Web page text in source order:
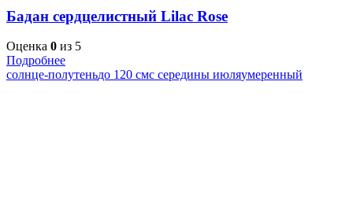
Бадан сердцелистный Lilac Rose
Оценка 0 из 5
Подробнее
солнце-полутеньдо 120 смс середины июляумеренный